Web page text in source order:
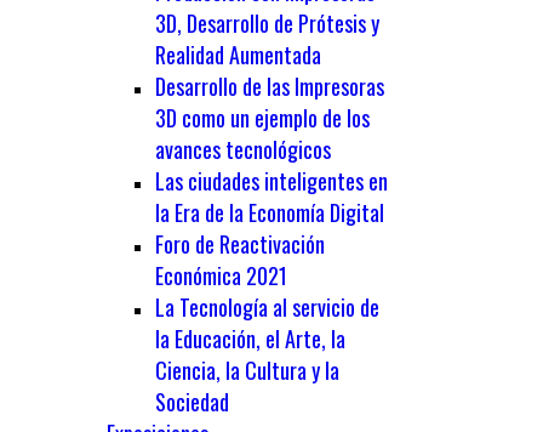
3D, Desarrollo de Prótesis y
Realidad Aumentada
Desarrollo de las Impresoras
3D como un ejemplo de los
avances tecnológicos
Las ciudades inteligentes en
la Era de la Economía Digital
Foro de Reactivación
Económica 2021
La Tecnología al servicio de
la Educación, el Arte, la
Ciencia, la Cultura y la
Sociedad